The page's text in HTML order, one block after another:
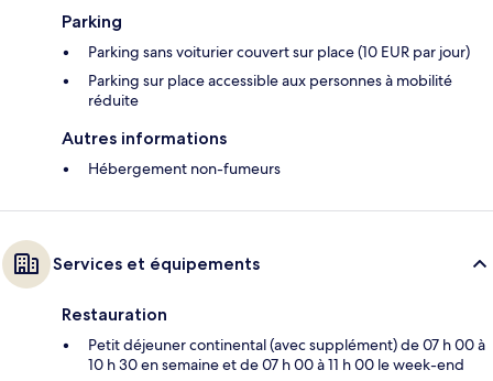
Parking
Parking sans voiturier couvert sur place (10 EUR par jour)
Parking sur place accessible aux personnes à mobilité
réduite
Autres informations
Hébergement non-fumeurs
Services et équipements
Restauration
Petit déjeuner continental (avec supplément) de 07 h 00 à
10 h 30 en semaine et de 07 h 00 à 11 h 00 le week-end